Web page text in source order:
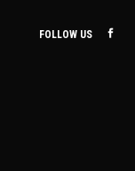
FOLLOW US